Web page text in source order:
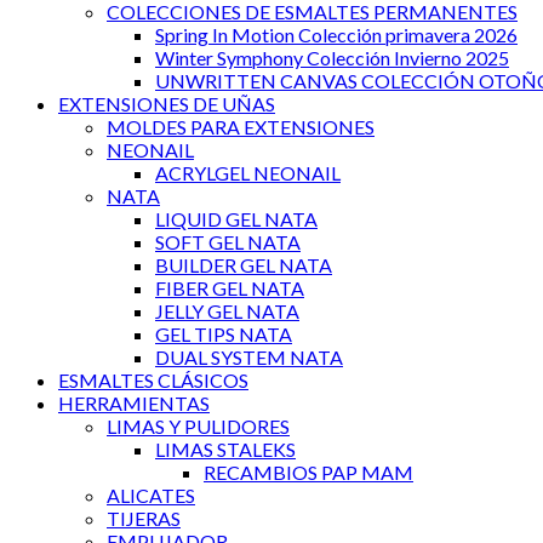
COLECCIONES DE ESMALTES PERMANENTES
Spring In Motion Colección primavera 2026
Winter Symphony Colección Invierno 2025
UNWRITTEN CANVAS COLECCIÓN
EXTENSIONES DE UÑAS
MOLDES PARA EXTENSIONES
NEONAIL
ACRYLGEL NEONAIL
NATA
LIQUID GEL NATA
SOFT GEL NATA
BUILDER GEL NATA
FIBER GEL NATA
JELLY GEL NATA
GEL TIPS NATA
DUAL SYSTEM NATA
ESMALTES CLÁSICOS
HERRAMIENTAS
LIMAS Y PULIDORES
LIMAS STALEKS
RECAMBIOS PAP MAM
ALICATES
TIJERAS